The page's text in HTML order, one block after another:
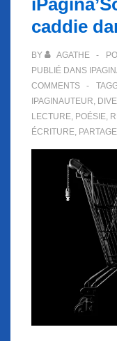
caddie
BY AGATHE
PUBLIÉ DANS
COMMENTS
IPAGINAUTEUR,
LECTURE, POÉSIE,
ÉCRITURE, PARTAGE